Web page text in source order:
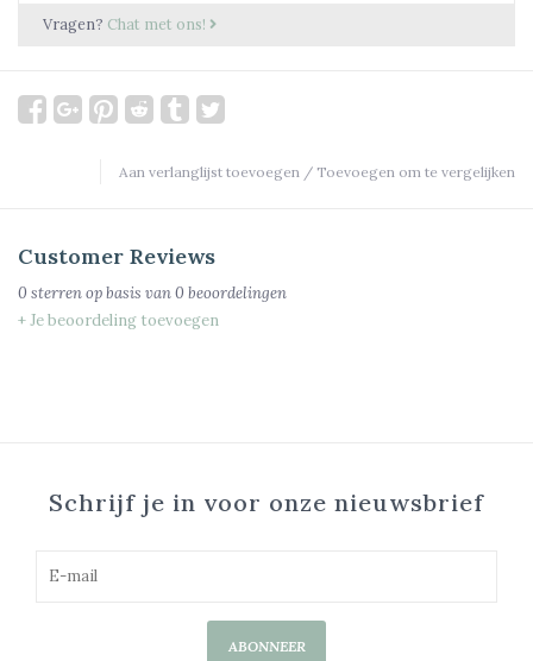
Vragen? Chat met ons!
Aan verlanglijst toevoegen / Toevoegen om te vergelijken
Customer Reviews
0 sterren op basis van0 beoordelingen
+ Je beoordeling toevoegen
Schrijf je in voor onze nieuwsbrief
ABONNEER